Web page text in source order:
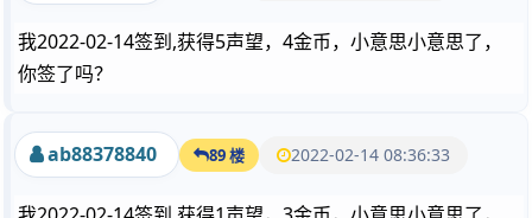
我2022-02-14签到,获得5声望，4金币，小意思小意思了，
你签了吗？
ab88378840 89 楼 2022-02-14 08:36:33